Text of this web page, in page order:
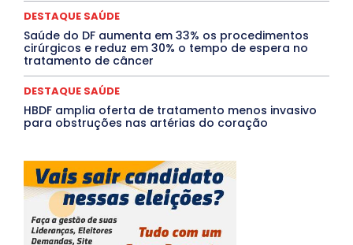
DESTAQUE SAÚDE
Saúde do DF aumenta em 33% os procedimentos
cirúrgicos e reduz em 30% o tempo de espera no
tratamento de câncer
DESTAQUE SAÚDE
HBDF amplia oferta de tratamento menos invasivo
para obstruções nas artérias do coração